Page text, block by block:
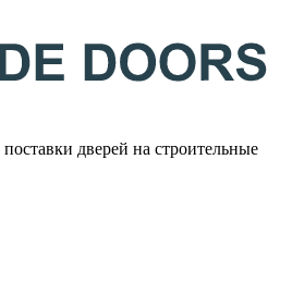
дверей на строительные